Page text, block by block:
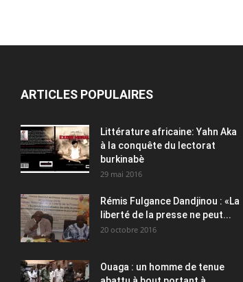
ARTICLES POPULAIRES
Littérature africaine: Yahn Aka
à la conquête du lectorat
burkinabè
29 mai 2016
Rémis Fulgance Dandjinou : «La
liberté de la presse ne peut...
20 octobre 2016
Ouaga : un homme de tenue